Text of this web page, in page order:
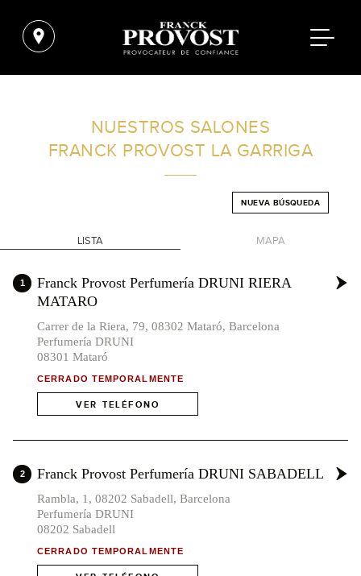
FILTROS AVANZADOS
NUESTROS SALONES
FRANCK PROVOST LA GARRIGA
NUEVA BÚSQUEDA
LISTA MAPA
+
1
Franck Provost Perfumería DRUNI RIERA
MATARO
Carrer de la Riera, 79, 08302 Mataró, Barcelona
Perfumería DRUNI
08301 Mataró
CERRADO TEMPORALMENTE
VER TELÉFONO
2 Franck Provost Perfumería DRUNI SABADELL
Rambla, 1, 08202 Sabadell, Barcelona
Perfumería DRUNI
08202 Sabadell
CERRADO TEMPORALMENTE